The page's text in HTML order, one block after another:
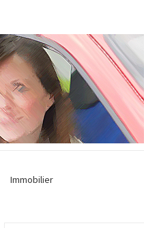
Immobilier